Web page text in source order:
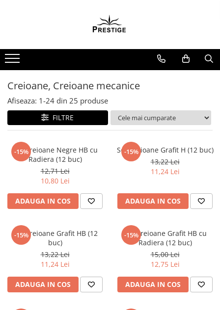
Noutati
Promotii
Spiritualitate - Ezoterism
AngelConnection
Arte Divinatorii
Chiromantie
Dezvoltare Spirituala
KidConnection
Minte Corp
New Illuminati Files
Numerologie
Paranormal
Parapsihologie
Audiobook
Creioane, Creioane mecanice
Afiseaza: 1-24 din 25 produse
FILTRE
-15%
Set Creioane Negre HB cu
Radiera (12 buc)
12,71 Lei
10,80 Lei
ADAUGA IN COS
-15%
Set Creioane Grafit H (12 buc)
13,22 Lei
11,24 Lei
ADAUGA IN COS
-15%
Set Creioane Grafit HB (12
buc)
13,22 Lei
11,24 Lei
ADAUGA IN COS
-15%
Set Creioane Grafit HB cu
Radiera (12 buc)
15,00 Lei
12,75 Lei
ADAUGA IN COS